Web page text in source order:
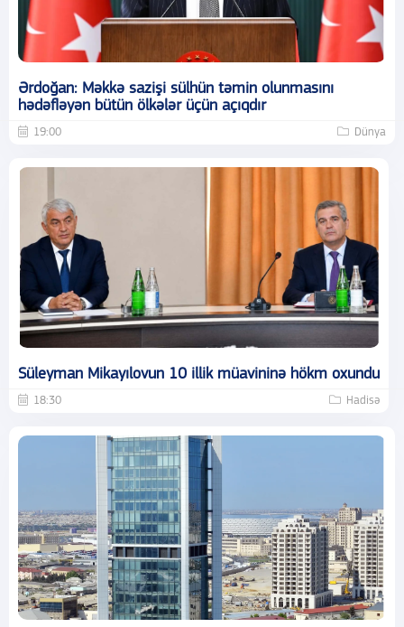
Ərdoğan: Məkkə sazişi sülhün təmin olunmasını
hədəfləyən bütün ölkələr üçün açıqdır
19:00 Dünya
Süleyman Mikayılovun 10 illik müavininə hökm oxundu
18:30 Hadisə